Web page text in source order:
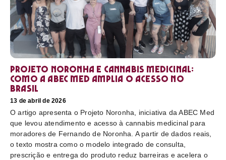
Projeto Noronha e cannabis medicinal:
como a ABEC Med amplia o acesso no
Brasil
13 de abril de 2026
O artigo apresenta o Projeto Noronha, iniciativa da ABEC Med
que levou atendimento e acesso à cannabis medicinal para
moradores de Fernando de Noronha. A partir de dados reais,
o texto mostra como o modelo integrado de consulta,
prescrição e entrega do produto reduz barreiras e acelera o